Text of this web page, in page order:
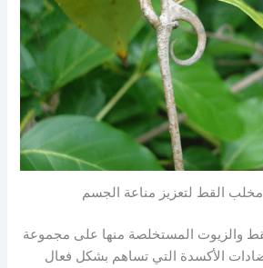
القط لتعزيز مناعة الجسم
والزيوت المستخلصة منها على مجموعة
الأكسدة التي تساهم بشكل فعال